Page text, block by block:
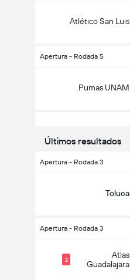
Atlético San Luis
Apertura - Rodada 5
Pumas UNAM
Últimos resultados
Apertura - Rodada 3
Toluca
Apertura - Rodada 3
Atlas
Guadalajara
2